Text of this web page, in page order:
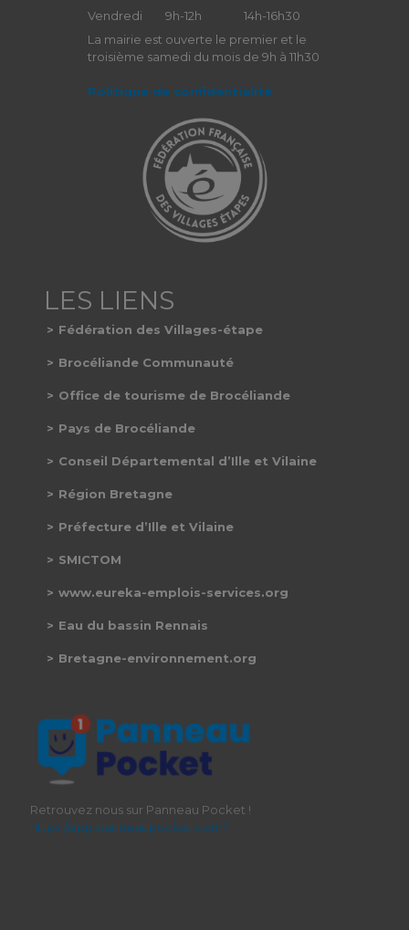
Vendredi
9h-12h
14h-16h30
La mairie est ouverte le premier et le
troisième samedi du mois de 9h à 11h30
Politique de confidentialité
Fédération des Villages-étape
Brocéliande Communauté
Office de tourisme de Brocéliande
Pays de Brocéliande
Conseil Départemental d’Ille et Vilaine
Région Bretagne
Préfecture d’Ille et Vilaine
SMICTOM
www.eureka-emplois-services.org
Eau du bassin Rennais
Bretagne-environnement.org
Retrouvez nous sur Panneau Pocket !
https://app.panneaupocket.com/